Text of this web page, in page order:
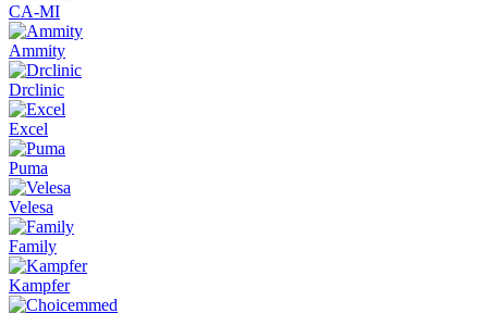
CA-MI
Ammity
Drclinic
Excel
Puma
Velesa
Family
Kampfer